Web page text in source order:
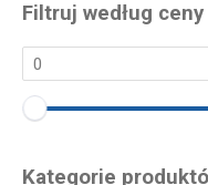
Filtruj według ceny
Kategorie